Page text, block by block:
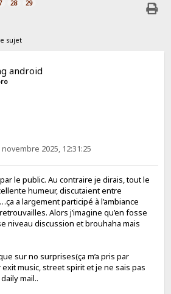
28 29
sujet
android
2025, 12:31:25
le public. Au contraire je dirais, tout le
humeur, discutaient entre
a largement participé à l’ambiance
Alors j’imagine qu’en fosse
niveau discussion et brouhaha mais
sur no surprises(ça m’a pris par
music, street spirit et je ne sais pas
mail..